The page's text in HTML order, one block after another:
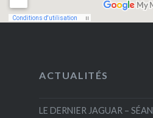
ACTUALITÉS
LE DERNIER JAGUAR –